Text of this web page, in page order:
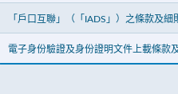
「戶口互聯」（「IADS」）之條款及細
電子身份驗證及身份證明文件上載條款